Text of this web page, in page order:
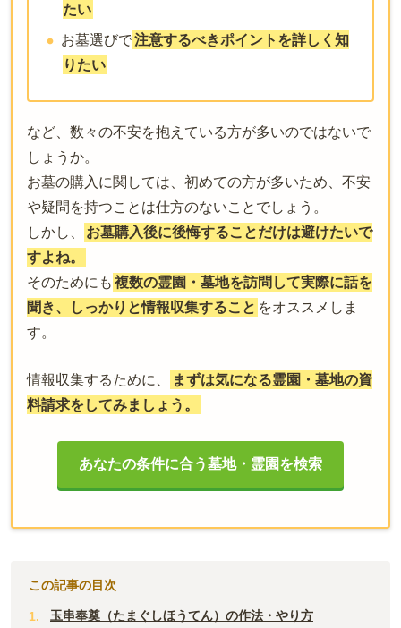
たい
お墓選びで注意するべきポイントを詳しく知
りたい
など、数々の不安を抱えている方が多いのではないで
しょうか。
お墓の購入に関しては、初めての方が多いため、不安
や疑問を持つことは仕方のないことでしょう。
しかし、
お墓購入後に後悔することだけは避けたいで
すよね。
そのためにも 複数の霊園・墓地を訪問して実際に話を
聞き、しっかりと情報収集すること をオススメしま
す。
情報収集するために、
まずは気になる霊園・墓地の資
料請求をしてみましょう。
あなたの条件に合う墓地・霊園を検索
この記事の目次
玉串奉奠（たまぐしほうてん）の作法・やり方